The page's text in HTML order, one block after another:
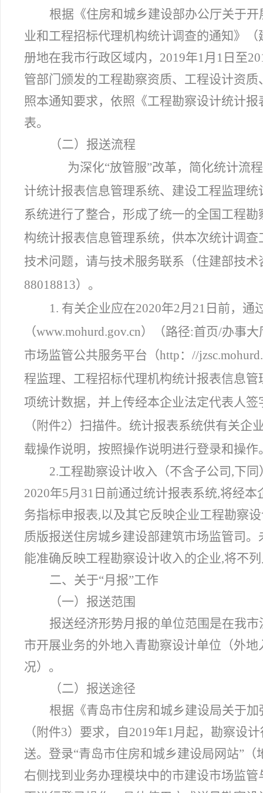
根据《住房和城乡建设部办公厅关于
业和工程招标代理机构统计调查的通知》
册地在我市行政区域内，2019年1月1日至
管部门颁发的工程勘察资质、工程设计资
照本通知要求，依照《工程勘察设计统计
表。
（二）报送流程
为深化“放管服”改革，简化统计流
计统计报表信息管理系统、建设工程监理
系统进行了整合，形成了统一的全国工程
构统计报表信息管理系统，供本次统计调
技术问题，请与技术服务联系（住建部技术
88018813）。
1. 有关企业应在2020年2月21日前，通
（www.mohurd.gov.cn）（路径:首页/办事
市场监管公共服务平台（http：//
程监理、工程招标代理机构统计报表信息
项统计数据，并上传经本企业法定代表人
（附件2）扫描件。统计报表系统供有关
载操作说明，按照操作说明进行登录和操作
2.工程勘察设计收入（不含子公司,下
2020年5月31日前通过统计报表系统,将经
务指标申报表,以及其它反映企业工程勘察
质版报送住房城乡建设部建筑市场监管司
能准确反映工程勘察设计收入的企业,将不
二、关于“月报”工作
（一）报送范围
报送经济形势月报的单位范围是在我
市开展业务的外地入青勘察设计单位（外
况）。
（二）报送途径
根据《青岛市住房和城乡建设局关于
（附件3）要求，自2019年1月起，勘察设
送。登录“青岛市住房和城乡建设局网站”（
右侧找到业务办理模块中的市建设市场监